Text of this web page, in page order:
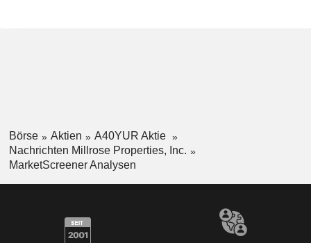
Börse Aktien
A40YUR Aktie
Nachrichten Millrose Properties, Inc.
MarketScreener Analysen